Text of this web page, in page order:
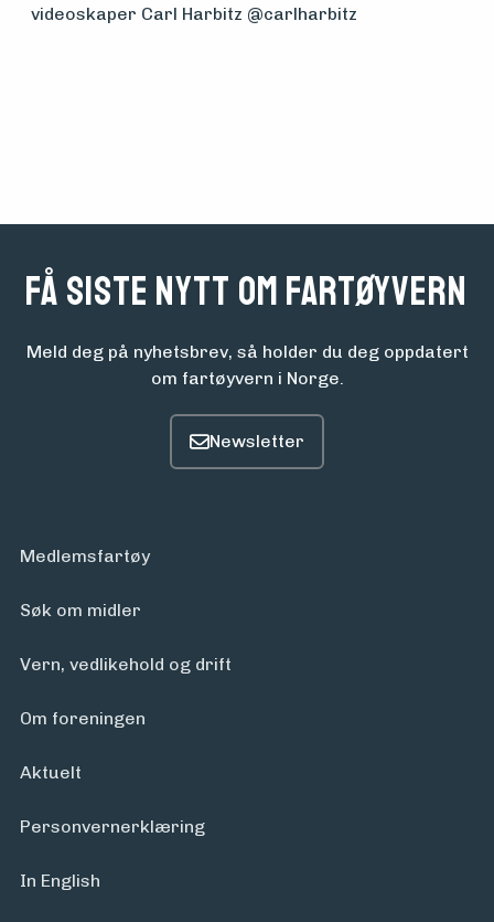
videoskaper Carl Harbitz @carlharbitz
Få siste nytt om fartøyvern
Meld deg på nyhetsbrev, så holder du deg oppdatert
om fartøyvern i Norge.
Medlemsfartøy
Søk om midler
Vern, vedlikehold og drift
Om foreningen
Aktuelt
Personvern­erklæring
In English